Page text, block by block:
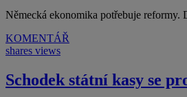
Německá ekonomika potřebuje reformy.
KOMENTÁŘ
shares views
Schodek státní kasy se